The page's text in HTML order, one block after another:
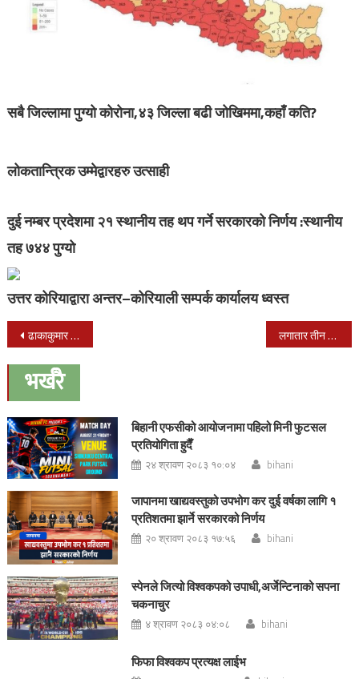
सबै जिल्लामा पुग्यो कोरोना,४३ जिल्ला बढी जोखिममा,कहाँ कति?
लोकतान्त्रिक उम्मेद्वारहरु उत्साही
दुई नम्बर प्रदेशमा २१ स्थानीय तह थप गर्ने सरकारको निर्णय :स्थानीय
तह ७४४ पुग्यो
उत्तर कोरियाद्वारा अन्तर–कोरियाली सम्पर्क कार्यालय ध्वस्त
Post
navigation
ढाकाकुमार श्रेष्ठको मुद्दामा कारण देखाउ र अल्पकालीन अन्तरिम आदेश जारी लगातार तीन बैठकमा अनुपस्थित भए पार्टी कमिटीबाट हटाउने एमालेको निर्णय
भर्खरै
बिहानी एफसीको आयोजनामा पहिलो मिनी फुटसल
प्रतियोगिता हुदैँ
२४ श्रावण २०८३ १०:०४ bihani
जापानमा खाद्यवस्तुको उपभोग कर दुई वर्षका लागि १
प्रतिशतमा झार्ने सरकारको निर्णय
२० श्रावण २०८३ १७:५६ bihani
स्पेनले जित्यो विश्वकपको उपाधी,अर्जेन्टिनाको सपना
चकनाचुर
४ श्रावण २०८३ ०४:०८ bihani
फिफा विश्वकप प्रत्यक्ष लाईभ